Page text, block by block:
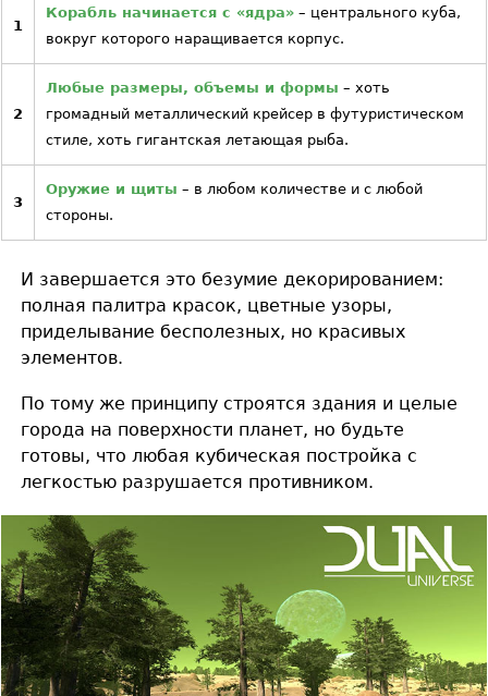
1
Корабль начинается с «ядра» – центрального куба,
вокруг которого наращивается корпус.
2
Любые размеры, объемы и формы – хоть
громадный металлический крейсер в футуристическом
стиле, хоть гигантская летающая рыба.
3
Оружие и щиты – в любом количестве и с любой
стороны.
И завершается это безумие декорированием:
полная палитра красок, цветные узоры,
приделывание бесполезных, но красивых
элементов.
По тому же принципу строятся здания и целые
города на поверхности планет, но будьте
готовы, что любая кубическая постройка с
легкостью разрушается противником.